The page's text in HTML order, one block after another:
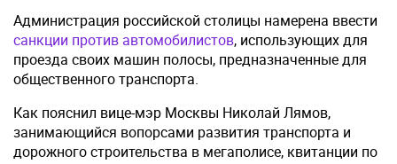
Администрация российской столицы намерена ввести
санкции против автомобилистов, использующих для
проезда своих машин полосы, предназначенные для
общественного транспорта.
Как пояснил вице-мэр Москвы Николай Лямов,
занимающийся вопорсами развития транспорта и
дорожного строительства в мегаполисе, квитанции по